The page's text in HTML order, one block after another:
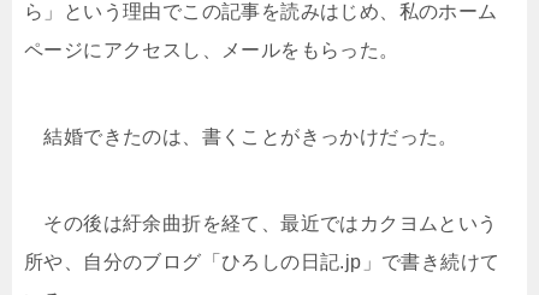
ら」という理由でこの記事を読みはじめ、私のホーム
ページにアクセスし、メールをもらった。
結婚できたのは、書くことがきっかけだった。
その後は紆余曲折を経て、最近ではカクヨムという
所や、自分のブログ「ひろしの日記.jp」で書き続けて